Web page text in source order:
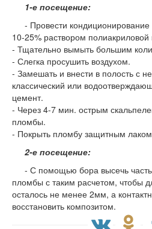
1-е посещение:
- Провести кондиционирование
10-25% раствором
- Тщательно вымыть большим
- Слегка просушить воздухом.
- Замешать и внести в полость с
классический или
цемент.
- Через 4-7 мин. острым
пломбы.
- Покрыть пломбу защитным
2-е посещение:
- С помощью бора высечь
пломбы с таким расчетом, чтобы
осталось не менее 2мм, а
восстановить композитом.